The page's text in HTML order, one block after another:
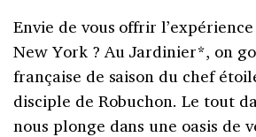
Envie de vous offrir l’expérience
New York ? Au Jardinier*, on
française de saison du chef
disciple de Robuchon. Le tout
nous plonge dans une oasis de